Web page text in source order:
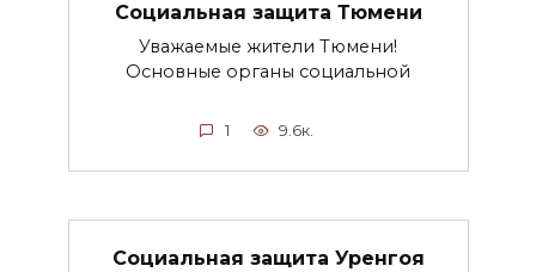
Социальная защита Тюмени
Уважаемые жители Тюмени!
Основные органы социальной
1 9.6к.
Социальная защита Уренгоя